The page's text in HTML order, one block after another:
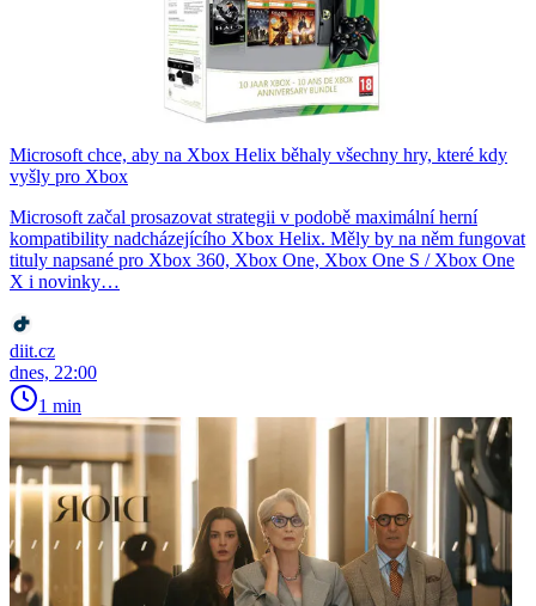
Microsoft chce, aby na Xbox Helix běhaly všechny hry, které kdy
vyšly pro Xbox
Microsoft začal prosazovat strategii v podobě maximální herní
kompatibility nadcházejícího Xbox Helix. Měly by na něm fungovat
tituly napsané pro Xbox 360, Xbox One, Xbox One S / Xbox One
X i novinky…
diit.cz
dnes, 22:00
1 min